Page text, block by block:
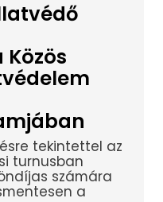
tekintettel az
turnusban
számára
a